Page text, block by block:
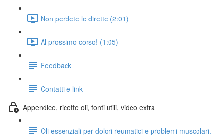
Non perdete le dirette (2:01)
Al prossimo corso! (1:05)
Feedback
Contatti e link
Appendice, ricette oli, fonti utili, video extra
Oli essenziali per dolori reumatici e problemi muscolari.